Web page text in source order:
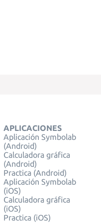
APLICACIONES
Aplicación Symbolab
(Android)
Calculadora gráfica
(Android)
Practica (Android)
Aplicación Symbolab
(iOS)
Calculadora gráfica
(iOS)
Practica (iOS)